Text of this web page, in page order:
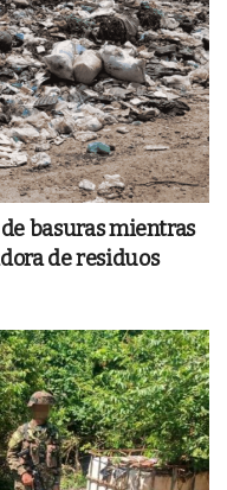
basuras mientras
de residuos